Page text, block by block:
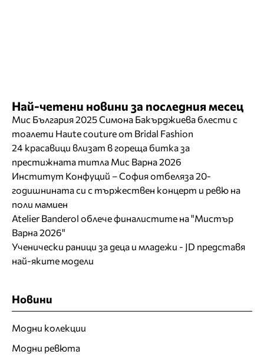
Най-четени новини за последния месец
Мис България 2025 Симона Бакърджиева блести с
тоалети Haute couture от Bridal Fashion
24 красавици влизат в гореща битка за
престижната титла Мис Варна 2026
Институт Конфуций – София отбеляза 20-
годишнината си с тържествен концерт и ревю на
поли мамиен
Atelier Banderol облече финалистите на "Мистър
Варна 2026"
Ученически раници за деца и младежи - JD представя
най-яките модели
Новини
Модни колекции
Модни ревюта